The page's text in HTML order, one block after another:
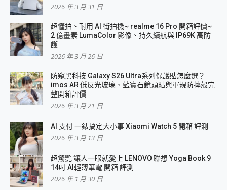
2026 年 3 月 31 日
超懂拍、耐用 AI 街拍機~ realme 16 Pro 開箱評價~
2 億畫素 LumaColor 影像、持久續航與 IP69K 高防
護
2026 年 3 月 26 日
防窺黑科技 Galaxy S26 Ultra系列保護貼怎麼選？
imos AR 低反光玻璃、藍寶石鏡頭貼與軍規防摔殼完
整開箱評價
2026 年 3 月 21 日
AI 支付 一錶搞定大小事 Xiaomi Watch 5 開箱 評測
2026 年 3 月 13 日
超驚艷 讓人一眼就愛上 LENOVO 聯想 Yoga Book 9
14吋 AI輕薄筆電 開箱 評測
2026 年 1 月 30 日